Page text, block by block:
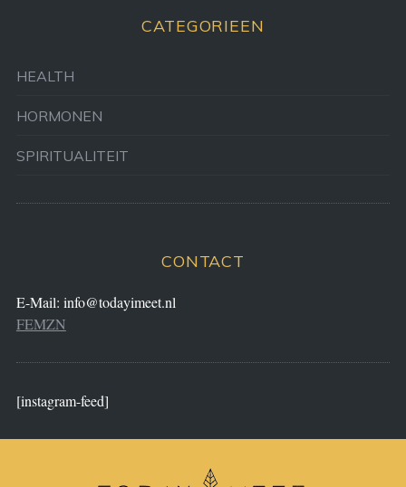
CATEGORIEEN
HEALTH
HORMONEN
SPIRITUALITEIT
CONTACT
E-Mail: info@todayimeet.nl
FEMZN
[instagram-feed]